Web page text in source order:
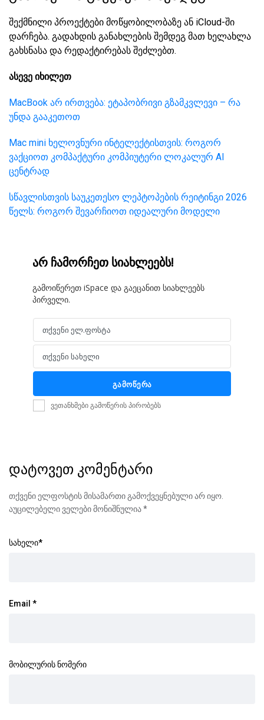
შექმნილი პროექტები მოწყობილობაზე ან iCloud-ში
დარჩება. გადახდის განახლების შემდეგ მათ ხელახლა
გახსნასა და რედაქტირებას შეძლებთ.
ასევე იხილეთ
MacBook არ ირთვება: ეტაპობრივი გზამკვლევი – რა
უნდა გააკეთოთ
Mac mini ხელოვნური ინტელექტისთვის: როგორ
ვაქციოთ კომპაქტური კომპიუტერი ლოკალურ AI
ცენტრად
სწავლისთვის საუკეთესო ლეპტოპების რეიტინგი 2026
წელს: როგორ შევარჩიოთ იდეალური მოდელი
არ ჩამორჩეთ სიახლეებს!
გამოიწერეთ iSpace და გაეცანით სიახლეებს
პირველი.
Email
თქვენი ელ.ფოსტა
Name
თქვენი სახელი
გამოწერა
ვეთანხმები გამოწერის პირობებს
დატოვეთ კომენტარი
თქვენი ელფოსტის მისამართი გამოქვეყნებული არ იყო.
აუცილებელი ველები მონიშნულია*
სახელი*
Email *
მობილურის ნომერი